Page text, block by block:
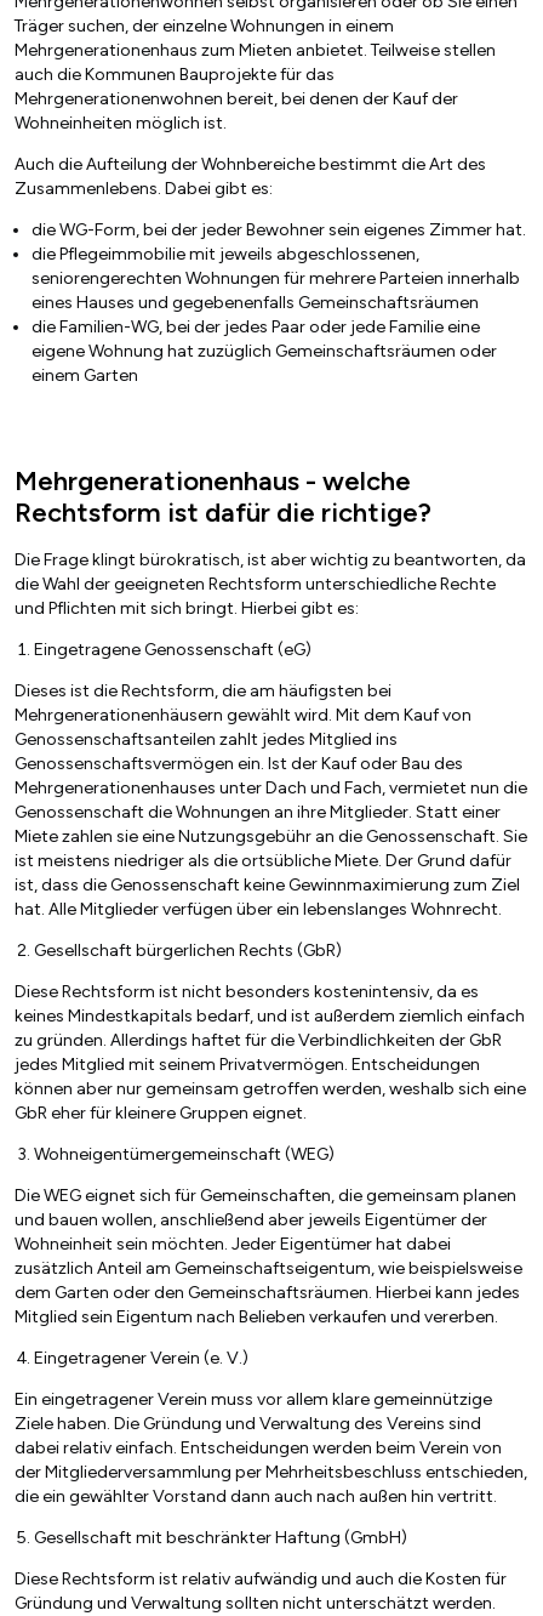
Träger suchen, der einzelne Wohnungen in einem
Mehrgenerationenhaus zum Mieten anbietet. Teilweise stellen
auch die Kommunen Bauprojekte für das
Mehrgenerationenwohnen bereit, bei denen der Kauf der
Wohneinheiten möglich ist.
Auch die Aufteilung der Wohnbereiche bestimmt die Art des
Zusammenlebens. Dabei gibt es:
die WG-Form, bei der jeder Bewohner sein eigenes Zimmer hat.
die Pflegeimmobilie mit jeweils abgeschlossenen,
seniorengerechten Wohnungen für mehrere Parteien innerhalb
eines Hauses und gegebenenfalls Gemeinschaftsräumen
die Familien-WG, bei der jedes Paar oder jede Familie eine
eigene Wohnung hat zuzüglich Gemeinschaftsräumen oder
einem Garten
Mehrgenerationenhaus - welche
Rechtsform ist dafür die richtige?
Die Frage klingt bürokratisch, ist aber wichtig zu beantworten, da
die Wahl der geeigneten Rechtsform unterschiedliche Rechte
und Pflichten mit sich bringt. Hierbei gibt es:
Eingetragene Genossenschaft (eG)
Dieses ist die Rechtsform, die am häufigsten bei
Mehrgenerationenhäusern gewählt wird. Mit dem Kauf von
Genossenschaftsanteilen zahlt jedes Mitglied ins
Genossenschaftsvermögen ein. Ist der Kauf oder Bau des
Mehrgenerationenhauses unter Dach und Fach, vermietet nun die
Genossenschaft die Wohnungen an ihre Mitglieder. Statt einer
Miete zahlen sie eine Nutzungsgebühr an die Genossenschaft. Sie
ist meistens niedriger als die ortsübliche Miete. Der Grund dafür
ist, dass die Genossenschaft keine Gewinnmaximierung zum Ziel
hat. Alle Mitglieder verfügen über ein lebenslanges Wohnrecht.
Gesellschaft bürgerlichen Rechts (GbR)
Diese Rechtsform ist nicht besonders kostenintensiv, da es
keines Mindestkapitals bedarf, und ist außerdem ziemlich einfach
zu gründen. Allerdings haftet für die Verbindlichkeiten der GbR
jedes Mitglied mit seinem Privatvermögen. Entscheidungen
können aber nur gemeinsam getroffen werden, weshalb sich eine
GbR eher für kleinere Gruppen eignet.
Wohneigentümergemeinschaft (WEG)
Die WEG eignet sich für Gemeinschaften, die gemeinsam planen
und bauen wollen, anschließend aber jeweils Eigentümer der
Wohneinheit sein möchten. Jeder Eigentümer hat dabei
zusätzlich Anteil am Gemeinschaftseigentum, wie beispielsweise
dem Garten oder den Gemeinschaftsräumen. Hierbei kann jedes
Mitglied sein Eigentum nach Belieben verkaufen und vererben.
Eingetragener Verein (e. V.)
Ein eingetragener Verein muss vor allem klare gemeinnützige
Ziele haben. Die Gründung und Verwaltung des Vereins sind
dabei relativ einfach. Entscheidungen werden beim Verein von
der Mitgliederversammlung per Mehrheitsbeschluss entschieden,
die ein gewählter Vorstand dann auch nach außen hin vertritt.
Gesellschaft mit beschränkter Haftung (GmbH)
Diese Rechtsform ist relativ aufwändig und auch die Kosten für
Gründung und Verwaltung sollten nicht unterschätzt werden.